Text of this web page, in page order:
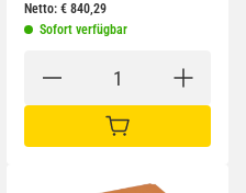
Netto: € 840,29
Sofort verfügbar
IN DEN WARENKORB